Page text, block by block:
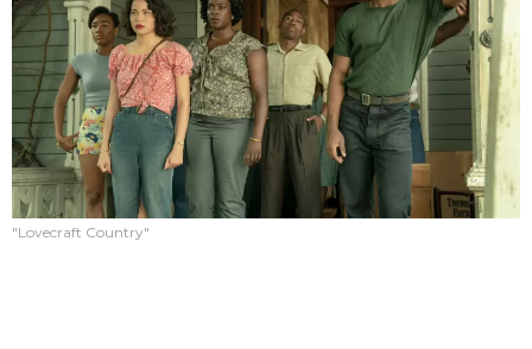
"Lovecraft Country"